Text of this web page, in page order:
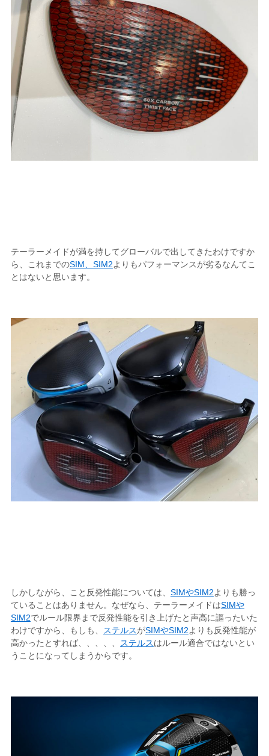
テーラーメイドが満を持してグローバルで出してきたわけですか
ら、これまでのSIM、SIM2よりもパフォーマンスが劣るなんてこ
とはないと思います。
しかしながら、こと反発性能については、 SIMやSIM2よりも勝っ
ていることはありません。なぜなら、テーラーメイドはSIMや
SIM2でルール限界まで反発性能を引き上げたと声高に謳ったいた
わけですから、もしも、 ステルスがSIMやSIM2よりも反発性能が
高かったとすれば、、、、、 ステルスはルール適合ではないとい
うことになってしまうからです。